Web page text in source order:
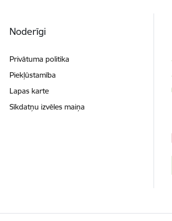
Noderīgi
Privātuma politika
Piekļūstamība
Lapas karte
Sīkdatņu izvēles maiņa